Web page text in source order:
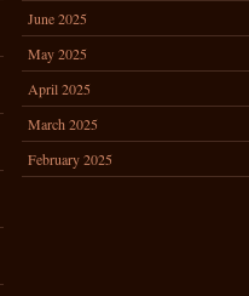
June 2025
May 2025
April 2025
March 2025
February 2025